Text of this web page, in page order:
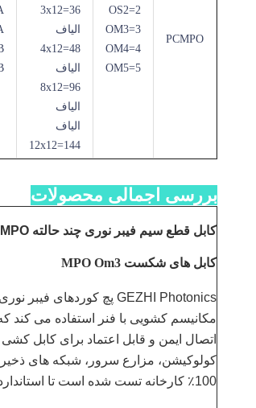
PCMPO
2=OS2
3=OM3
4=OM4
5=OM5
36=3x12
الیاف
48=4x12
الیاف
96=8x12
الیاف
الیاف
144=12x12
بررسی اجمالی محصولات
کابل قطع سیم فیبر نوری چند حالته MPO به LC 8/12 Fibers OM3 50/125
کابل های شکست MPO Om3
مکانیسم کشویی با فنر استفاده می کند
اتصال ایمن و قابل اعتماد برای کابل
کولوکیشن، مزارع سرور، شبکه های
100٪ کارخانه تست شده است تا استاندارد IEC 61753-1 را برآورده کند.